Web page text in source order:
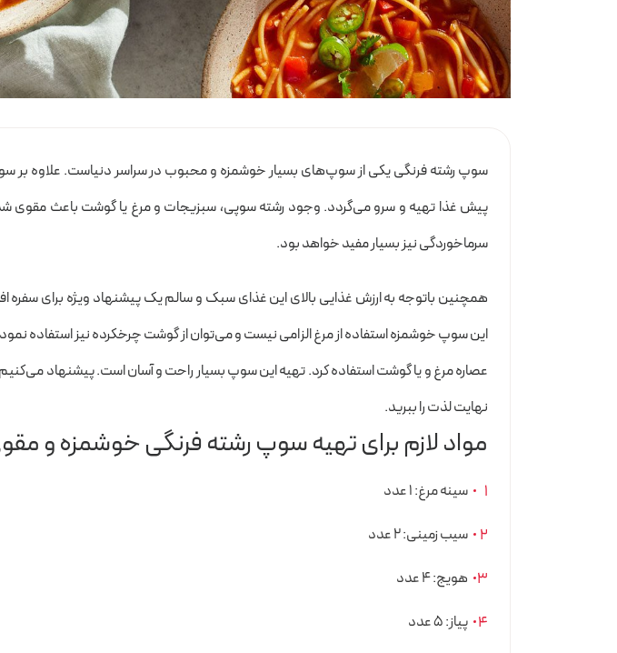
سوپ رشته فرنگی یکی از سوپ‌های بسیار خوشمزه و محبوب در سراسر دنیاست. علاوه بر
پیش غذا تهیه و سرو می‌گردد. وجود رشته سوپی، سبزیجات و مرغ یا گوشت باعث مقوی
سرماخوردگی نیز بسیار مفید خواهد بود.
همچنین باتوجه به ارزش غذایی بالای این غذای سبک و سالم یک پیشنهاد ویژه برای سفره
این سوپ خوشمزه استفاده از مرغ الزامی نیست و می‌توان از گوشت چرخکرده نیز استفاده نمود
عصاره مرغ و یا گوشت استفاده کرد. تهیه این سوپ بسیار راحت و آسان است. پیشنهاد می‌کنیم
نهایت لذت را ببرید.
مواد لازم برای تهیه سوپ رشته فرنگی خوشمزه و
سینه مرغ: ۱ عدد
سیب زمینی: ۲ عدد
هویج: ۴ عدد
پیاز: ۵ عدد